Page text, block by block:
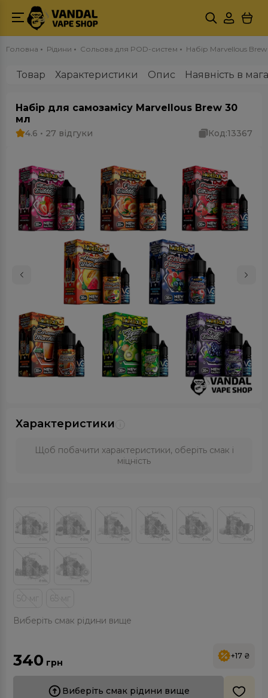
Головна Рідини Сольова для POD-систем Набір Marvellous
Товар Характеристики Опис Наявність в
Набір для самозамісу Marvellous Brew 30
мл
4.6 • 27 відгуки Код:13367
Характеристики
Щоб побачити характеристики, оберіть смак і
міцність
Виберіть смак рідини вище
340 грн
+17 ₴
Виберіть смак рідини вище